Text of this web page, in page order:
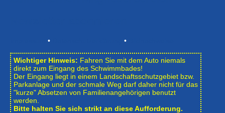
• •
Wichtiger Hinweis: Fahren Sie mit dem Auto niemals
direkt zum Eingang des Schwimmbades!
Der Eingang liegt in einem Landschafts­schutzgebiet bzw.
Park­anlage und der schmale Weg darf daher nicht für das
"kurze" Absetzen von Familienangehörigen benutzt
werden.
Bitte halten Sie sich strikt an diese Aufforderung.